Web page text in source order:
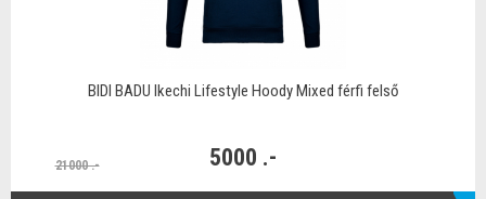
BIDI BADU Ikechi Lifestyle Hoody Mixed férfi felső
21000 .- 5000 .-